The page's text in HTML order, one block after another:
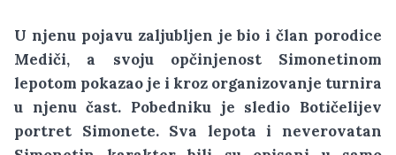
U njenu pojavu zaljubljen je bio i član porodice
Mediči, a svoju opčinjenost Simonetinom
lepotom pokazao je i kroz organizovanje turnira
u njenu čast. Pobedniku je sledio Botičelijev
portret Simonete. Sva lepota i neverovatan